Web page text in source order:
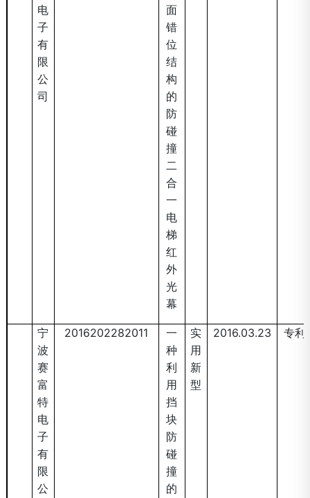
电
子
有
限
公
司
面
错
位
结
构
的
防
碰
撞
二
合
一
电
梯
红
外
光
幕
宁
波
赛
富
特
电
子
有
限
公
2016202282011
一
种
利
用
挡
块
防
碰
撞
的
实
用
新
型
2016.03.23 专利